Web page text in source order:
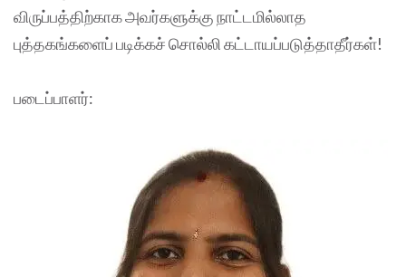
விருப்பத்திற்காக அவர்களுக்கு நாட்டமில்லாத
புத்தகங்களைப் படிக்கச் சொல்லி கட்டாயப்படுத்தாதீர்கள்!
படைப்பாளர்: